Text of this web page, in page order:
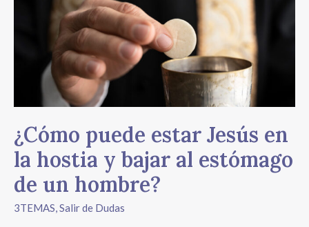
¿Cómo puede estar Jesús en
la hostia y bajar al estómago
de un hombre?
3TEMAS,Salir de Dudas
estómago
de
un
hombre?